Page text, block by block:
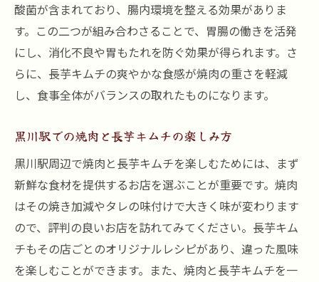
焼肉と長芋キムチの味わい深い組み合わせ
至福のひとときを過ごすための焼肉と長芋
キムチの楽しみ方
焼肉と長芋キムチが奏でる黒川駅の極上の美食
体験
黒川駅での極上の美食体験の魅力
焼肉と長芋キムチの極上の組み合わせ
黒川駅の名店が提供する美食体験
焼肉と長芋キムチが奏でる味のハーモニー
黒川駅での特別な美食体験のすすめ
焼肉と長芋キムチの極上の美食体験を楽し
む方法
酸菌が含まれており、腸内環境を整える効果がありま
す。この二つが組み合わさることで、胃腸の働きを活発
にし、消化不良や胃もたれを防ぐ効果が得られます。さ
らに、長芋キムチの爽やかな食感が焼肉の重さを軽減
し、食事全体がバランスの取れたものになります。
黒川駅での焼肉と長芋キムチの楽しみ方
黒川駅周辺で焼肉と長芋キムチを楽しむためには、まず
新鮮な食材を提供するお店を選ぶことが重要です。焼肉
はその焼き加減やタレの味付けで大きく味が変わります
ので、評判の良いお店を訪れてみてください。長芋キム
チもその店ごとのオリジナルレシピがあり、違った風味
を楽しむことができます。また、焼肉と長芋キムチを一